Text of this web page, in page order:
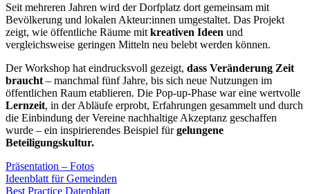
Seit mehreren Jahren wird der Dorfplatz dort gemeinsam mit
Bevölkerung und lokalen Akteur:innen umgestaltet. Das Projekt
zeigt, wie öffentliche Räume mit kreativen Ideen und
vergleichsweise geringen Mitteln neu belebt werden können.
Der Workshop hat eindrucksvoll gezeigt, dass Veränderung Zeit
braucht – manchmal fünf Jahre, bis sich neue Nutzungen im
öffentlichen Raum etablieren. Die Pop‑up‑Phase war eine wertvolle
Lernzeit, in der Abläufe erprobt, Erfahrungen gesammelt und durch
die Einbindung der Vereine nachhaltige Akzeptanz geschaffen
wurde – ein inspirierendes Beispiel fürgelungene
Beteiligungskultur.
Präsentation – Fotos
Ideenblatt für Gemeinden
Best Practice Datenblatt